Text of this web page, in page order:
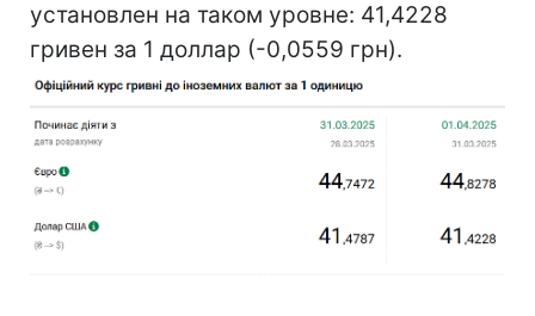
установлен на таком уровне: 41,4228
гривен за 1 доллар (-0,0559 грн).